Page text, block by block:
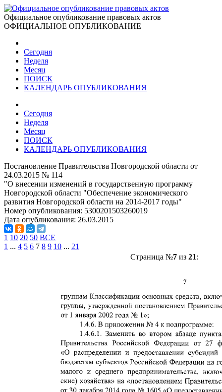
Официальное опубликование правовых актов
ОФИЦИАЛЬНОЕ ОПУБЛИКОВАНИЕ
Сегодня
Неделя
Месяц
ПОИСК
КАЛЕНДАРЬ ОПУБЛИКОВАНИЯ
Сегодня
Неделя
Месяц
ПОИСК
КАЛЕНДАРЬ ОПУБЛИКОВАНИЯ
Постановление Правительства Новгородской области от
24.03.2015 № 114
"О внесении изменений в государственную программу
Новгородской области "Обеспечение экономического
развития Новгородской области на 2014-2017 годы"
Номер опубликования: 5300201503260019
Дата опубликования: 26.03.2015
1 10 20 50 ВСЕ
1 ... 4 5 6 7 8 9 10 ... 21
Страница №7из 21: